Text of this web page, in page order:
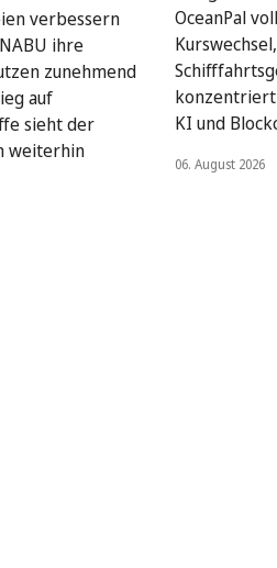
verbessern
ihre
zunehmend
auf
sieht der
weiterhin
OceanPal
konzentriert
KI und
06. August 2026